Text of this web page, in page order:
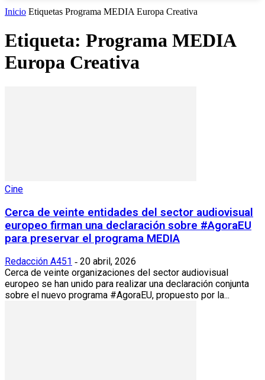
Inicio Etiquetas Programa MEDIA Europa Creativa
Etiqueta: Programa MEDIA
Europa Creativa
Cine
Cerca de veinte entidades del sector audiovisual
europeo firman una declaración sobre #AgoraEU
para preservar el programa MEDIA
Redacción A451 - 20 abril, 2026
Cerca de veinte organizaciones del sector audiovisual
europeo se han unido para realizar una declaración conjunta
sobre el nuevo programa #AgoraEU, propuesto por la...